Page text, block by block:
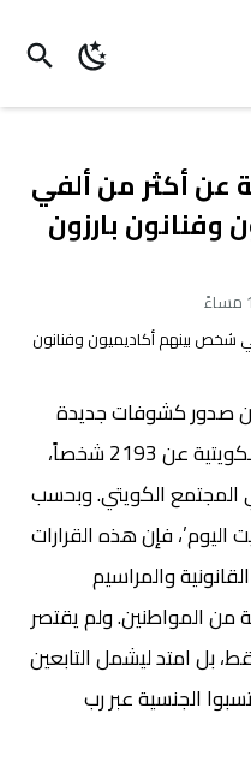
عن أكثر من ألفي
بارزون
صدور كشوفات جديدة
تتضمن سحب وإسقاط الجنسية الكويتية عن 2193 شخصاً،
الكويتي. وبحسب
اليوم’، فإن هذه القرارات
والمراسيم
من المواطنين. ولم يقتصر
بل امتد ليشمل التابعين
الجنسية عبر رب